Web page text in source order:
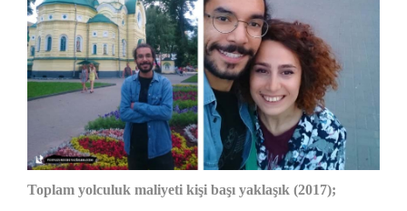
Toplam yolculuk maliyeti kişi başı yaklaşık (2017);